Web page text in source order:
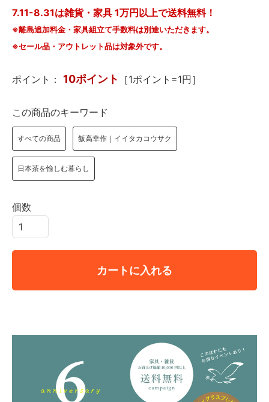
7.11-8.31は雑貨・家具 1万円以上で送料無料！
※離島追加料金・家具組立て手数料は別途いただきます。
※セール品・アウトレット品は対象外です。
ポイント： 10ポイント ［1ポイント=1円］
この商品のキーワード
すべての商品 飯高幸作｜イイタカコウサク
日本茶を愉しむ暮らし
個数
カートに入れる